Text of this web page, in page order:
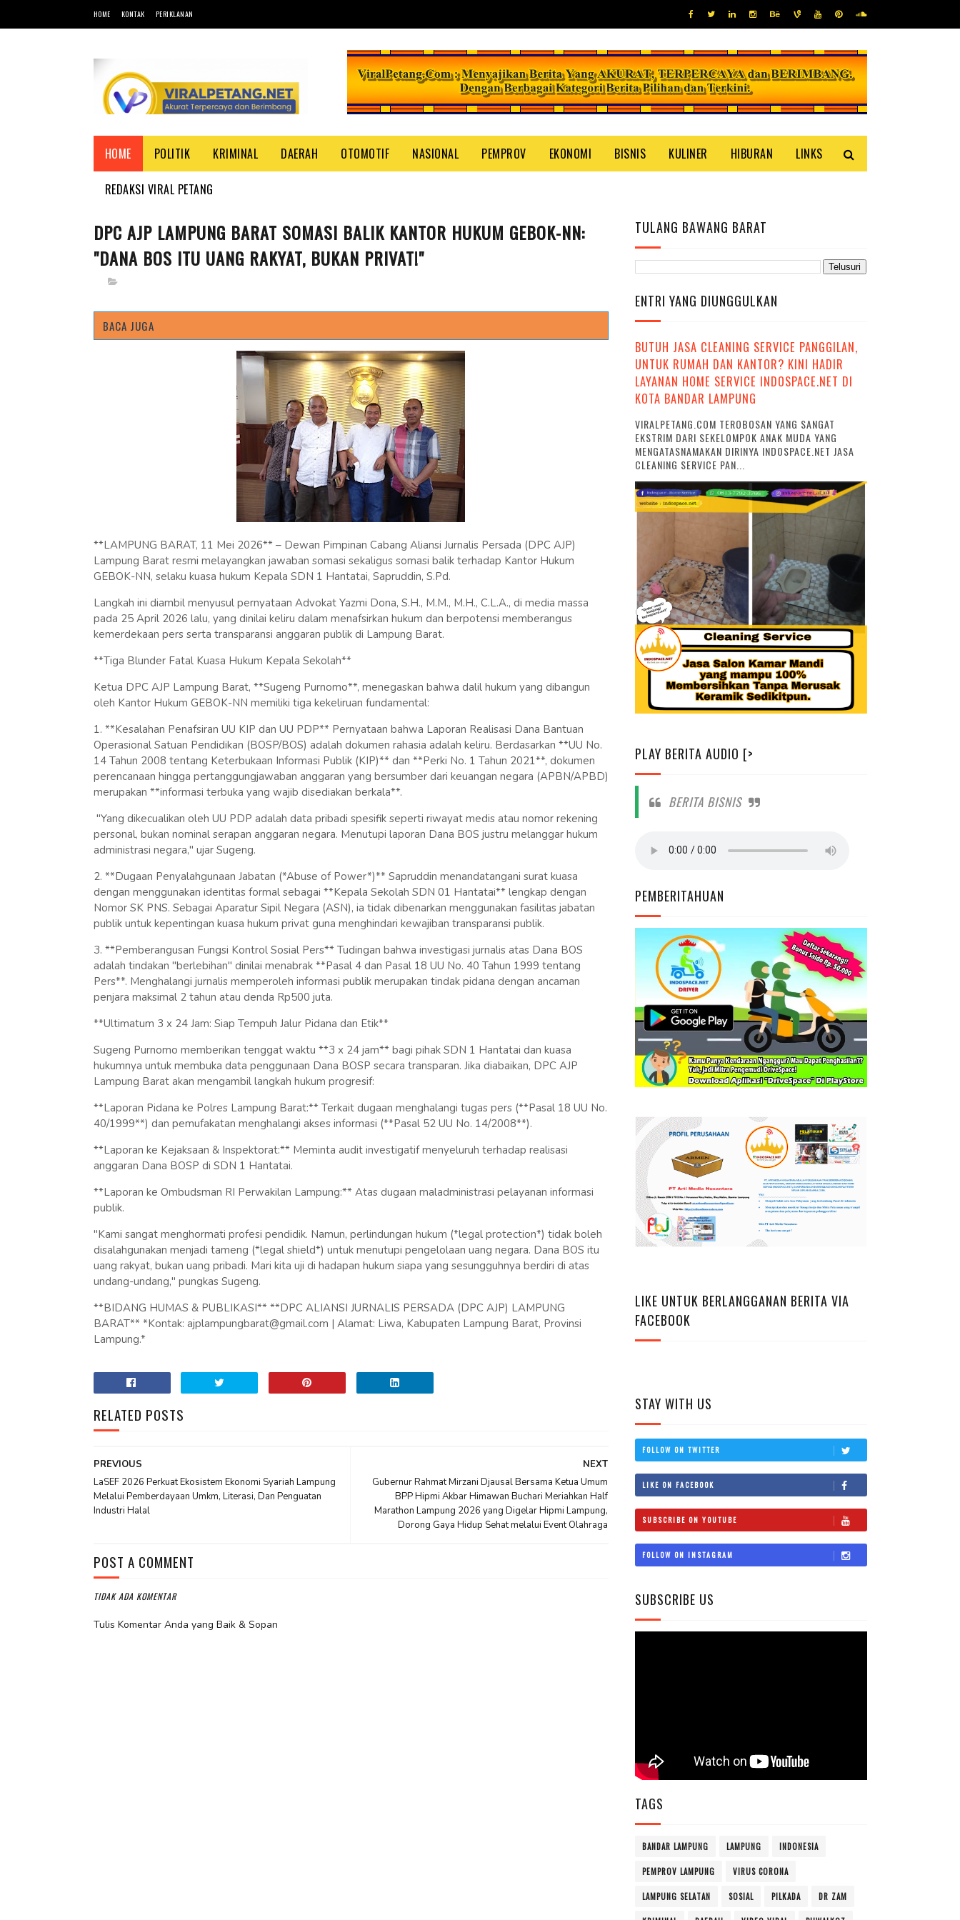
HOME KONTAK PERIKLANAN
HOME POLITIK KRIMINAL DAERAH OTOMOTIF NASIONAL PEMPROV EKONOMI BISNIS KULINER HIBURAN LINKS
REDAKSI VIRAL PETANG
DPC AJP LAMPUNG BARAT SOMASI BALIK KANTOR HUKUM GEBOK-NN:
"DANA BOS ITU UANG RAKYAT, BUKAN PRIVAT!"
BACA JUGA
**LAMPUNG BARAT, 11 Mei 2026** – Dewan Pimpinan Cabang Aliansi Jurnalis Persada (DPC AJP)
Lampung Barat resmi melayangkan jawaban somasi sekaligus somasi balik terhadap Kantor Hukum
GEBOK-NN, selaku kuasa hukum Kepala SDN 1 Hantatai, Sapruddin, S.Pd.
Langkah ini diambil menyusul pernyataan Advokat Yazmi Dona, S.H., M.M., M.H., C.L.A., di media massa
pada 25 April 2026 lalu, yang dinilai keliru dalam menafsirkan hukum dan berpotensi memberangus
kemerdekaan pers serta transparansi anggaran publik di Lampung Barat.
**Tiga Blunder Fatal Kuasa Hukum Kepala Sekolah**
Ketua DPC AJP Lampung Barat, **Sugeng Purnomo**, menegaskan bahwa dalil hukum yang dibangun
oleh Kantor Hukum GEBOK-NN memiliki tiga kekeliruan fundamental:
1. **Kesalahan Penafsiran UU KIP dan UU PDP** Pernyataan bahwa Laporan Realisasi Dana Bantuan
Operasional Satuan Pendidikan (BOSP/BOS) adalah dokumen rahasia adalah keliru. Berdasarkan **UU No.
14 Tahun 2008 tentang Keterbukaan Informasi Publik (KIP)** dan **Perki No. 1 Tahun 2021**, dokumen
perencanaan hingga pertanggungjawaban anggaran yang bersumber dari keuangan negara (APBN/APBD)
merupakan **informasi terbuka yang wajib disediakan berkala**.
"Yang dikecualikan oleh UU PDP adalah data pribadi spesifik seperti riwayat medis atau nomor rekening
personal, bukan nominal serapan anggaran negara. Menutupi laporan Dana BOS justru melanggar hukum
administrasi negara," ujar Sugeng.
2. **Dugaan Penyalahgunaan Jabatan (*Abuse of Power*)** Sapruddin menandatangani surat kuasa
dengan menggunakan identitas formal sebagai **Kepala Sekolah SDN 01 Hantatai** lengkap dengan
Nomor SK PNS. Sebagai Aparatur Sipil Negara (ASN), ia tidak dibenarkan menggunakan fasilitas jabatan
publik untuk kepentingan kuasa hukum privat guna menghindari kewajiban transparansi publik.
3. **Pemberangusan Fungsi Kontrol Sosial Pers** Tudingan bahwa investigasi jurnalis atas Dana BOS
adalah tindakan "berlebihan" dinilai menabrak **Pasal 4 dan Pasal 18 UU No. 40 Tahun 1999 tentang
Pers**. Menghalangi jurnalis memperoleh informasi publik merupakan tindak pidana dengan ancaman
penjara maksimal 2 tahun atau denda Rp500 juta.
**Ultimatum 3 x 24 Jam: Siap Tempuh Jalur Pidana dan Etik**
Sugeng Purnomo memberikan tenggat waktu **3 x 24 jam** bagi pihak SDN 1 Hantatai dan kuasa
hukumnya untuk membuka data penggunaan Dana BOSP secara transparan. Jika diabaikan, DPC AJP
Lampung Barat akan mengambil langkah hukum progresif:
**Laporan Pidana ke Polres Lampung Barat:** Terkait dugaan menghalangi tugas pers (**Pasal 18 UU No.
40/1999**) dan pemufakatan menghalangi akses informasi (**Pasal 52 UU No. 14/2008**).
**Laporan ke Kejaksaan & Inspektorat:** Meminta audit investigatif menyeluruh terhadap realisasi
anggaran Dana BOSP di SDN 1 Hantatai.
**Laporan ke Ombudsman RI Perwakilan Lampung:** Atas dugaan maladministrasi pelayanan informasi
publik.
"Kami sangat menghormati profesi pendidik. Namun, perlindungan hukum (*legal protection*) tidak boleh
disalahgunakan menjadi tameng (*legal shield*) untuk menutupi pengelolaan uang negara. Dana BOS itu
uang rakyat, bukan uang pribadi. Mari kita uji di hadapan hukum siapa yang sesungguhnya berdiri di atas
undang-undang," pungkas Sugeng.
**BIDANG HUMAS & PUBLIKASI** **DPC ALIANSI JURNALIS PERSADA (DPC AJP) LAMPUNG
BARAT** *Kontak: ajplampungbarat@gmail.com | Alamat: Liwa, Kabupaten Lampung Barat, Provinsi
Lampung.*
RELATED POSTS
NEXT
Gubernur Rahmat Mirzani Djausal Bersama Ketua Umum
BPP Hipmi Akbar Himawan Buchari Meriahkan Half
Marathon Lampung 2026 yang Digelar Hipmi Lampung,
Dorong Gaya Hidup Sehat melalui Event Olahraga
PREVIOUS
LaSEF 2026 Perkuat Ekosistem Ekonomi Syariah Lampung
Melalui Pemberdayaan Umkm, Literasi, Dan Penguatan
Industri Halal
POST A COMMENT
TIDAK ADA KOMENTAR
Tulis Komentar Anda yang Baik & Sopan
TULANG BAWANG BARAT
ENTRI YANG DIUNGGULKAN
BUTUH JASA CLEANING SERVICE PANGGILAN,
UNTUK RUMAH DAN KANTOR? KINI HADIR
LAYANAN HOME SERVICE INDOSPACE.NET DI
KOTA BANDAR LAMPUNG
VIRALPETANG.COM TEROBOSAN YANG SANGAT
EKSTRIM DARI SEKELOMPOK ANAK MUDA YANG
MENGATASNAMAKAN DIRINYA INDOSPACE.NET JASA
CLEANING SERVICE PAN...
PLAY BERITA AUDIO [>
BERITA BISNIS
PEMBERITAHUAN
LIKE UNTUK BERLANGGANAN BERITA VIA
FACEBOOK
STAY WITH US
FOLLOW ON TWITTER
LIKE ON FACEBOOK
SUBSCRIBE ON YOUTUBE
FOLLOW ON INSTAGRAM
SUBSCRIBE US
TAGS
BANDAR LAMPUNG LAMPUNG INDONESIA
PEMPROV LAMPUNG VIRUS CORONA
LAMPUNG SELATAN SOSIAL PILKADA DR ZAM